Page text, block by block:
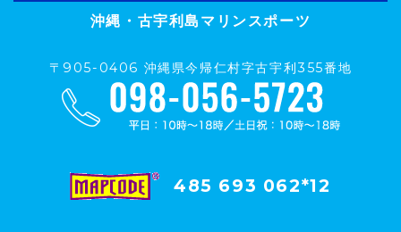
沖縄・古宇利島マリンスポーツ
〒905-0406 沖縄県今帰仁村字古宇利355番地
485 693 062*12